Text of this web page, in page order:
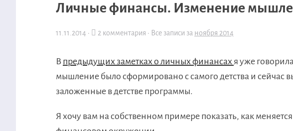
Личные финансы. Изменение
11.11.2014 · 2 комментария · Все записи за ноября 2014
В предыдущих заметках о личных финансахя уже
мышление было сформировано с самого детства и сейчас
заложенные в детстве программы.
Я хочу вам на собственном примере показать, как